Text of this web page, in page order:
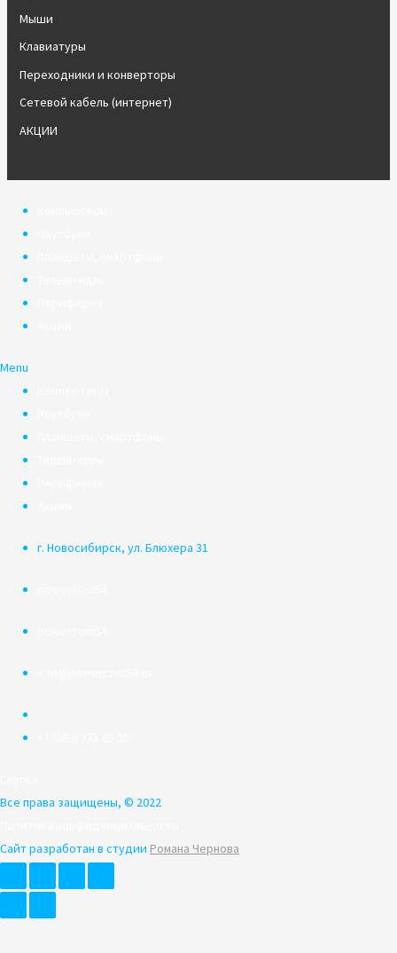
Мыши
Клавиатуры
Переходники и конверторы
Сетевой кабель (интернет)
АКЦИИ
Menu
г. Новосибирск, ул. Блюхера 31
Все права защищены, © 2022
Сайт разработан в студии Романа Чернова